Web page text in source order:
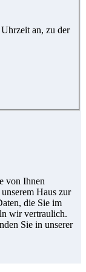
an, zu der
von Ihnen
Haus zur
die Sie im
wir vertraulich.
Sie in unserer